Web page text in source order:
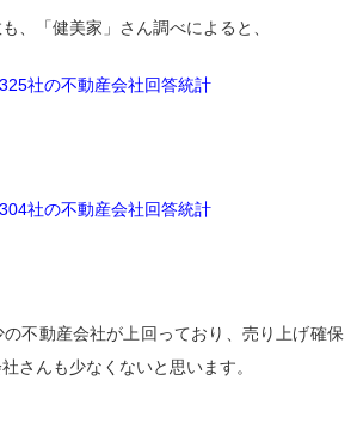
、「健美家」さん調べによると、
社の不動産会社回答統計
社の不動産会社回答統計
不動産会社が上回っており、売り上げ確保
さんも少なくないと思います。